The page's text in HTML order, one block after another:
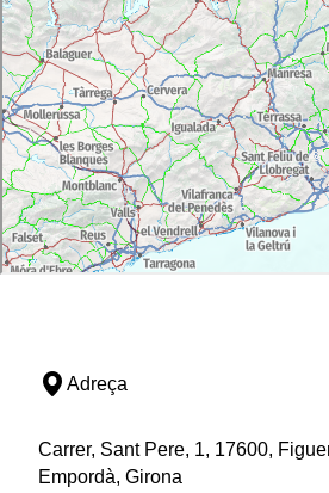
Adreça
Carrer, Sant Pere, 1, 17600,
Empordà, Girona